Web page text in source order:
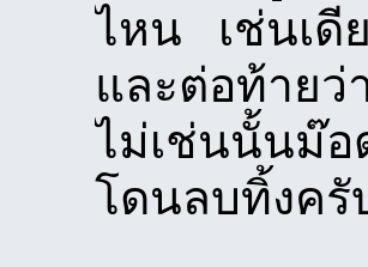
ไหน เช่นเดี
และต่อท้ายว่
ไม่เช่นนั้นม๊อ
โดนลบทิ้งครั